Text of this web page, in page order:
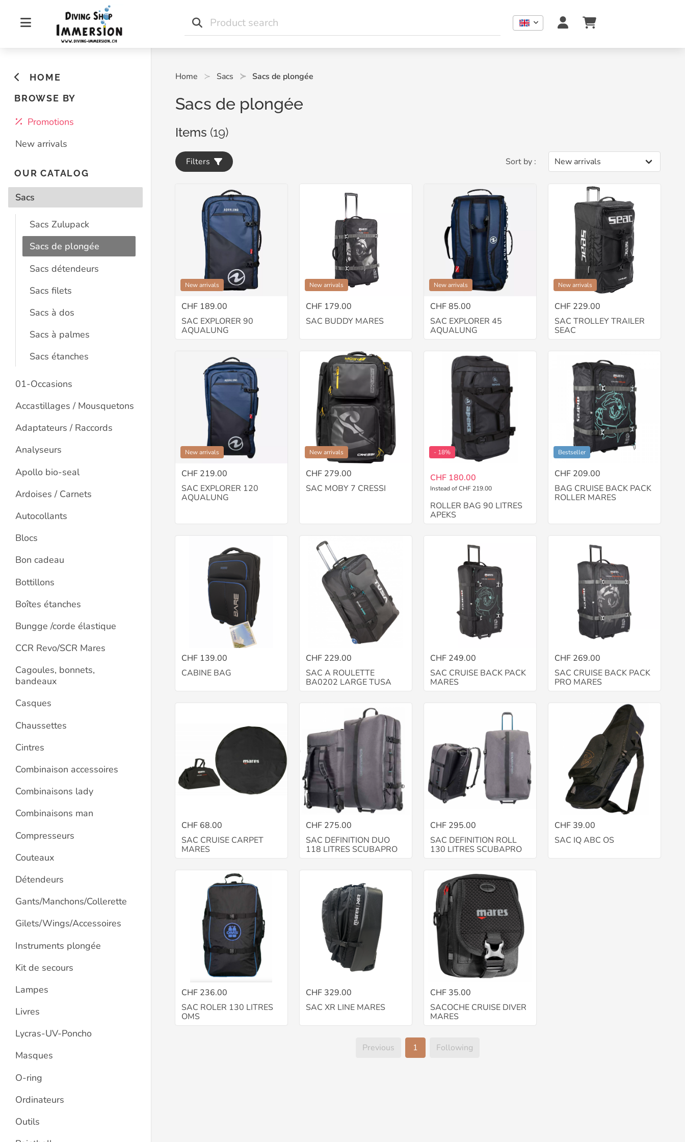
HOME
BROWSE BY
Promotions
New arrivals
OUR CATALOG
Sacs
Sacs Zulupack
Sacs de plongée
Sacs détendeurs
Sacs filets
Sacs à dos
Sacs à palmes
Sacs étanches
01-Occasions
Accastillages / Mousquetons
Adaptateurs / Raccords
Analyseurs
Apollo bio-seal
Ardoises / Carnets
Autocollants
Blocs
Bon cadeau
Bottillons
Boîtes étanches
Bungge /corde élastique
CCR Revo/SCR Mares
Cagoules, bonnets,
bandeaux
Casques
Chaussettes
Cintres
Combinaison accessoires
Combinaisons lady
Combinaisons man
Compresseurs
Couteaux
Détendeurs
Gants/Manchons/Collerette
Gilets/Wings/Accessoires
Instruments plongée
Kit de secours
Lampes
Livres
Lycras-UV-Poncho
Masques
O-ring
Ordinateurs
Outils
Home Sacs Sacs de plongée
Sacs de plongée
Items (19)
Filters Sort by :
New arrivals
CHF 189.00
SAC EXPLORER 90
AQUALUNG
New arrivals
CHF 179.00
SAC BUDDY MARES
New arrivals
CHF 85.00
SAC EXPLORER 45
AQUALUNG
New arrivals
CHF 229.00
SAC TROLLEY TRAILER
SEAC
New arrivals
CHF 219.00
SAC EXPLORER 120
AQUALUNG
New arrivals
CHF 279.00
SAC MOBY 7 CRESSI
- 18%
CHF 180.00
Instead of CHF 219.00
ROLLER BAG 90 LITRES
APEKS
Bestseller
CHF 209.00
BAG CRUISE BACK PACK
ROLLER MARES
CHF 139.00
CABINE BAG
CHF 229.00
SAC A ROULETTE
BA0202 LARGE TUSA
CHF 249.00
SAC CRUISE BACK PACK
MARES
CHF 269.00
SAC CRUISE BACK PACK
PRO MARES
CHF 68.00
SAC CRUISE CARPET
MARES
CHF 275.00
SAC DEFINITION DUO
118 LITRES SCUBAPRO
CHF 295.00
SAC DEFINITION ROLL
130 LITRES SCUBAPRO
CHF 39.00
SAC IQ ABC OS
CHF 236.00
SAC ROLER 130 LITRES
OMS
CHF 329.00
SAC XR LINE MARES
CHF 35.00
SACOCHE CRUISE DIVER
MARES
Previous 1 Following